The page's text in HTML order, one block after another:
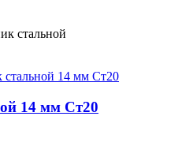
стальной
14 мм Ст20